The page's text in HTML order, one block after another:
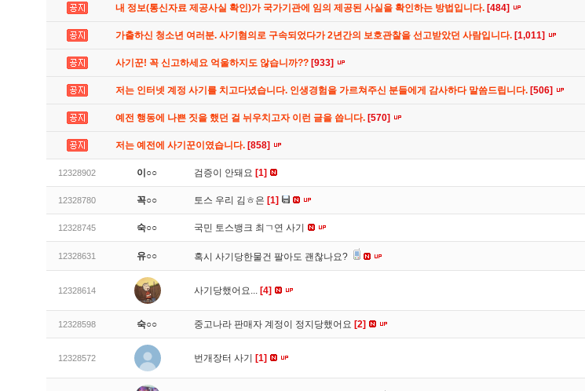
내 정보(통신자료 제공사실 확인)가 국가기관에 임의 제공된 사실을 확인하는 방법입니다. [484]
가출하신 청소년 여러분. 사기혐의로 구속되었다가 2년간의 보호관찰을 선고받았던 사람입니다. [1,011]
사기꾼! 꼭 신고하세요 억울하지도 않습니까?? [933]
저는 인터넷 계정 사기를 치고다녔습니다. 인생경험을 가르쳐주신 분들에게 감사하다 말씀드립니다. [506]
예전 행동에 나쁜 짓을 했던 걸 뉘우치고자 이런 글을 씁니다. [570]
저는 예전에 사기꾼이였습니다. [858]
12328902 이○○ 검증이 안돼요 [1]
12328780 꼭○○ 토스 우리 김ㅎ은 [1]
12328745 숙○○ 국민 토스뱅크 최ㄱ연 사기
12328631 유○○ 혹시 사기당한물건 팔아도 괜찮나요?
12328614 사기당했어요... [4]
12328598 숙○○ 중고나라 판매자 계정이 정지당했어요 [2]
12328572 번개장터 사기 [1]